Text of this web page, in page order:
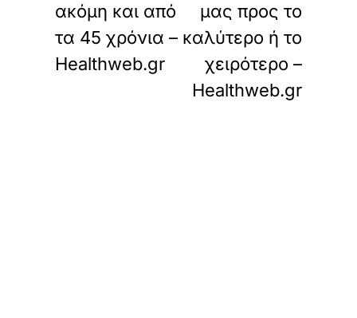
ακόμη και από
τα 45 χρόνια –
Healthweb.gr
μας προς το
καλύτερο ή το
χειρότερο –
Healthweb.gr